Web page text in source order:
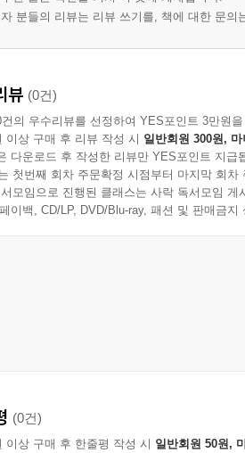
분들의 리뷰는 리뷰 쓰기를, 책에 대한 문의
뷰 (0건)
의 우수리뷰를 선정하여 YES포인트 3만원
이상 구매 후 리뷰 작성 시 일반회원 300원,
다운로드 후 작성한 리뷰만 YES포인트 지급
첫번째 회차 주문확정 시점부터 마지막 회
모임으로 진행된 클래스는 사락 독서모임 게
이백, CD/LP, DVD/Blu-ray, 패션 및 판매금
(0건)
이상 구매 후 한줄평 작성 시 일반회원 50원,